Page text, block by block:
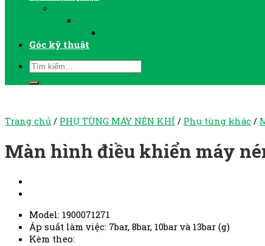
Góc kỹ thuật
Trang chủ / PHỤ TÙNG MÁY NÉN KHÍ / Phụ tùng khác /
Màn hình điều khiển máy
Model: 1900071271
Áp suất làm việc: 7bar, 8bar, 10bar và 13bar (g)
Kèm theo: